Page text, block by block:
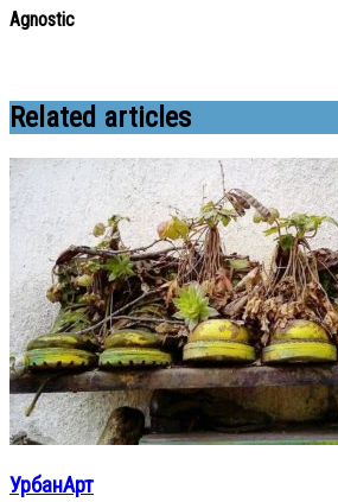
Agnostic
Related articles
УрбанАрт